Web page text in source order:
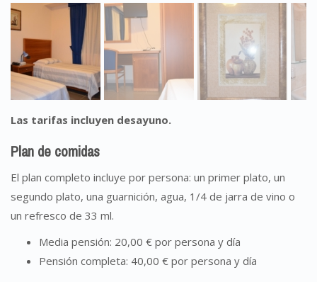
Las tarifas incluyen desayuno.
Plan de comidas
El plan completo incluye por persona: un primer plato, un
segundo plato, una guarnición, agua, 1/4 de jarra de vino o
un refresco de 33 ml.
Media pensión: 20,00 € por persona y día
Pensión completa: 40,00 € por persona y día